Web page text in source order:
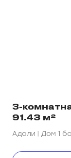
3-
91.43 м²
Адали | Дом 1 ㅤㅤㅤ